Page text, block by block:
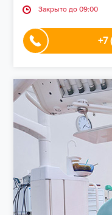
Закрыто до 09:00
+7